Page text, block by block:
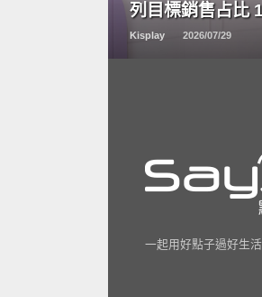
列目標銷售占比
Kisplay 2026/07/29
一起用好點子過好生活